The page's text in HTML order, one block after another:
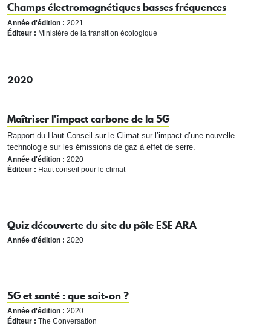
Champs électromagnétiques basses fréquences
Année d'édition : 2021
Éditeur : Ministère de la transition écologique
2020
Maîtriser l'impact carbone de la 5G
Rapport du Haut Conseil sur le Climat sur l’impact d’une nouvelle
technologie sur les émissions de gaz à effet de serre.
Année d'édition : 2020
Éditeur : Haut conseil pour le climat
Quiz découverte du site du pôle ESE ARA
Année d'édition : 2020
5G et santé : que sait-on ?
Année d'édition : 2020
Éditeur :
The Conversation